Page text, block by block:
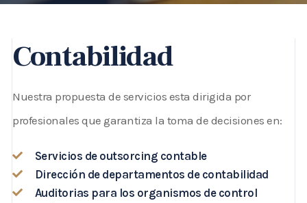
Contabilidad
Nuestra propuesta de servicios esta dirigida por
profesionales que garantiza la toma de decisiones en:
Servicios de outsorcing contable
Dirección de departamentos de contabilidad
Auditorias para los organismos de control